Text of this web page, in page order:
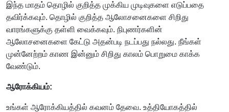
இந்த மாதம் தொழில் குறித்த முக்கிய முடிவுகளை எடுப்பதை
தவிர்க்கவும். தொழில் குறித்த ஆலோசனைகளை சிறிது
வாரங்களுக்கு தள்ளி வைக்கவும். நிபுணர்களின்
ஆலோசனைகளை கேட்டு அதன்படி நடப்பது நல்லது. நீங்கள்
முன்னேற்றம் காண இன்னும் சிறிது காலம் பொறுமை காக்க
வேண்டும்.
ஆரோக்கியம்:
உங்கள் ஆரோக்கியத்தில் கவனம் தேவை. உத்தியோகத்தில்